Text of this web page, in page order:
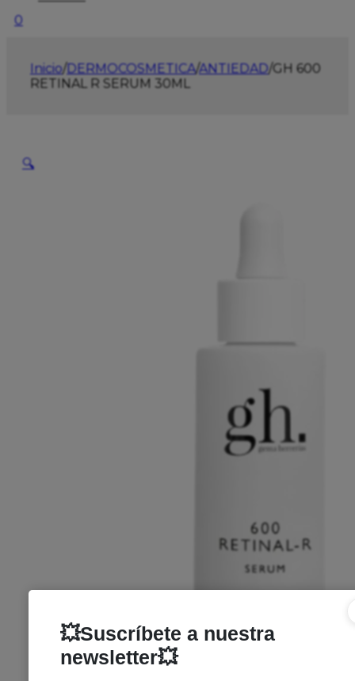
0
Inicio/DERMOCOSMETICA/ANTIEDAD/GH 600
RETINAL R SERUM 30ML
🔍